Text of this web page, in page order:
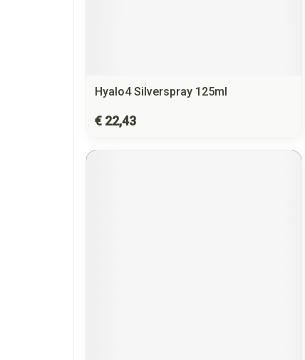
Hyalo4 Silverspray 125ml
€ 22,43